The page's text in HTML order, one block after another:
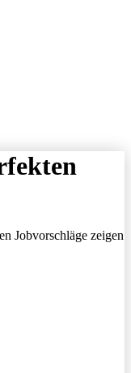
Jobvorschläge zeigen